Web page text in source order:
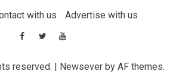
with us Advertise with us
reserved. | Newseverby AF themes.